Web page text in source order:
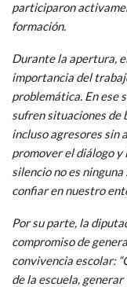
participaron
formación.
Durante la apertura,
importancia del
problemática. En ese
sufren situaciones de
incluso agresores sin
promover el diálogo y
silencio no es
confiar en nuestro
Por su parte, la
compromiso de
convivencia escolar:
de la escuela,